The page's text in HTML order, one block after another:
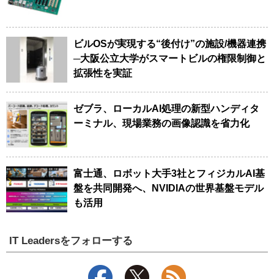
ビルOSが実現する“後付け”の施設/機器連携
─大阪公立大学がスマートビルの権限制御と
拡張性を実証
ゼブラ、ローカルAI処理の新型ハンディタ
ーミナル、現場業務の画像認識を省力化
富士通、ロボット大手3社とフィジカルAI基
盤を共同開発へ、NVIDIAの世界基盤モデル
も活用
IT Leadersをフォローする